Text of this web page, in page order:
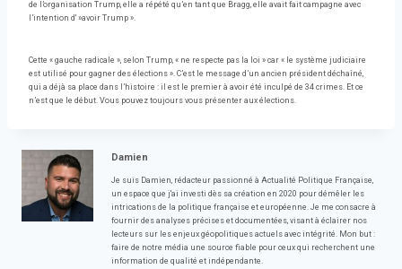
de l’organisation Trump, elle a répété qu’en tant que Bragg, elle avait fait campagne avec
l’intention d' »avoir Trump ».
Cette « gauche radicale », selon Trump, « ne respecte pas la loi » car « le système judiciaire
est utilisé pour gagner des élections ». C’est le message d’un ancien président déchaîné,
qui a déjà sa place dans l’histoire : il est le premier à avoir été inculpé de 34 crimes. Et ce
n’est que le début. Vous pouvez toujours vous présenter aux élections.
Damien
Je suis Damien, rédacteur passionné à Actualité Politique Française,
un espace que j'ai investi dès sa création en 2020 pour démêler les
intrications de la politique française et européenne. Je me consacre à
fournir des analyses précises et documentées, visant à éclairer nos
lecteurs sur les enjeux géopolitiques actuels avec intégrité. Mon but :
faire de notre média une source fiable pour ceux qui recherchent une
information de qualité et indépendante.